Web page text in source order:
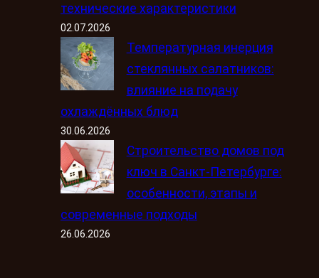
технические характеристики
02.07.2026
Температурная инерция
стеклянных салатников:
влияние на подачу
охлаждённых блюд
30.06.2026
Строительство домов под
ключ в Санкт-Петербурге:
особенности, этапы и
современные подходы
26.06.2026